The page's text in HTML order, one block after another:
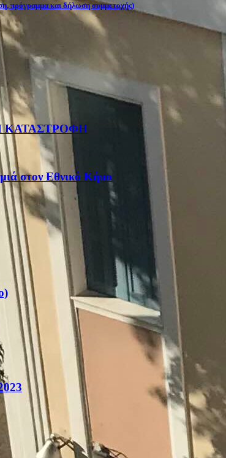
πρόγραμμα και δήλωση συμμετοχής)
ΚΑΤΑΣΤΡΟΦΗ
στον Εθνικό Κήπο